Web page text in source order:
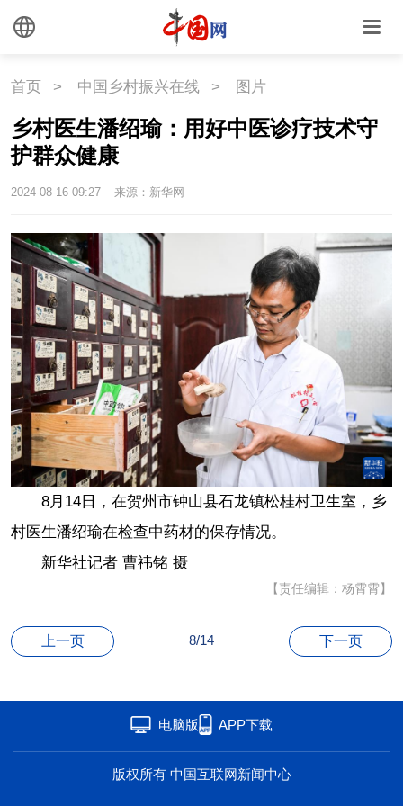
中国关键词
文化
文化 文创 艺术
时尚
中国瓷
国情
国情 助残 一带一路
海洋 草原 湾区
联盟 心理 老年
首页 > 中国乡村振兴在线 > 图片
乡村医生潘绍瑜：用好中医诊疗技术守
护群众健康
2024-08-16 09:27 来源：新华网
8月14日，在贺州市钟山县石龙镇松桂村卫生室，乡
村医生潘绍瑜在检查中药材的保存情况。
新华社记者 曹祎铭 摄
【责任编辑：杨霄霄】
上一页 8/14 下一页
电脑版 APP下载
版权所有 中国互联网新闻中心